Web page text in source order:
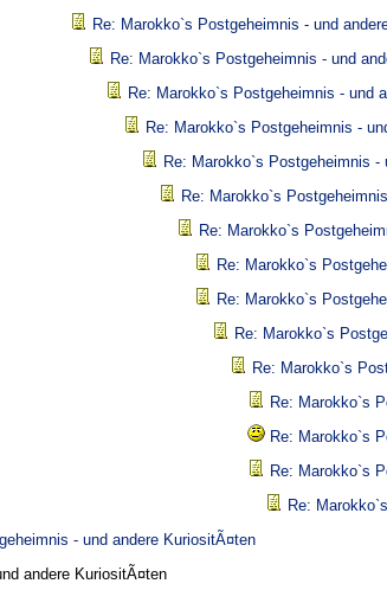
Re: Marokko`s Postgeheimnis - und
Re: Marokko`s Postgeheimnis - und
Re: Marokko`s Postgeheimnis - und
Re: Marokko`s Postgeheimnis -
Re: Marokko`s Postgeheimnis -
Re: Marokko`s
Re: Marokko`s
Re: Marokko`s
Re: Marokko`s
Re: Marokko`s
Re: Marokko`s
Re: Marokko`s
Re: Marokko`s
Re: Marokko`s
Re:
- und andere KuriositÃ¤ten
andere KuriositÃ¤ten